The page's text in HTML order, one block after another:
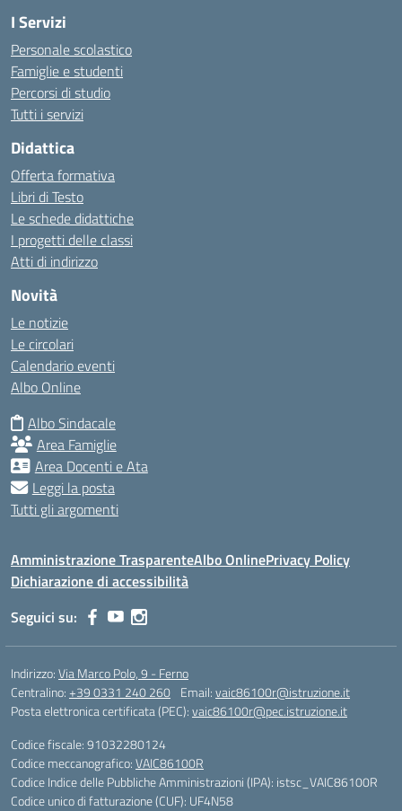
I Servizi
Personale scolastico
Famiglie e studenti
Percorsi di studio
Tutti i servizi
Didattica
Offerta formativa
Libri di Testo
Le schede didattiche
I progetti delle classi
Atti di indirizzo
Novità
Le notizie
Le circolari
Calendario eventi
Albo Online
Albo Sindacale
Area Famiglie
Area Docenti e Ata
Leggi la posta
Tutti gli argomenti
Amministrazione TrasparenteAlbo OnlinePrivacy Policy
Dichiarazione di accessibilità
Seguici su:
Indirizzo:Via Marco Polo, 9 - Ferno
Centralino:+39 0331 240 260 Email:vaic86100r@istruzione.it
Posta elettronica certificata (PEC):vaic86100r@pec.istruzione.it
Codice fiscale: 91032280124
Codice meccanografico:VAIC86100R
Codice Indice delle Pubbliche Amministrazioni (IPA): istsc_VAIC86100R
Codice unico di fatturazione (CUF): UF4N58